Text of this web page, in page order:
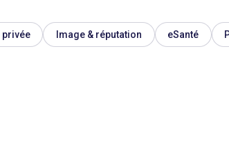
privée Image & réputation eSanté